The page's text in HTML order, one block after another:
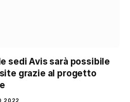
sedi Avis sarà possibile
grazie al progetto
2022